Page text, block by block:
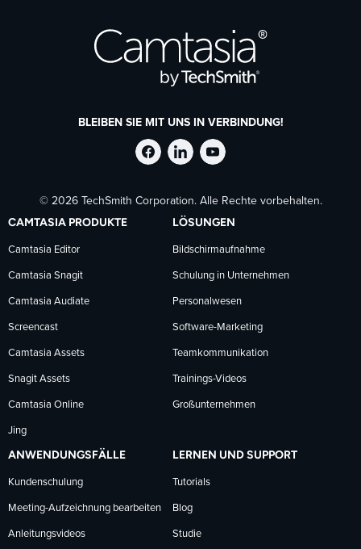
BLEIBEN SIE MIT UNS IN VERBINDUNG!
TechSmith
auf
Facebook
folgen
TechSmith
auf
LinkedIn
folgen
TechSmith
auf
YouTube
folgen
© 2026 TechSmith Corporation. Alle Rechte vorbehalten.
CAMTASIA PRODUKTE
Camtasia Editor
Camtasia Snagit
Camtasia Audiate
Screencast
Camtasia Assets
Snagit Assets
Camtasia Online
Jing
LÖSUNGEN
Bildschirmaufnahme
Schulung in Unternehmen
Personalwesen
Software-Marketing
Teamkommunikation
Trainings-Videos
Großunternehmen
ANWENDUNGSFÄLLE
Kundenschulung
Meeting-Aufzeichnung bearbeiten
Anleitungsvideos
LERNEN UND SUPPORT
Tutorials
Blog
Studie